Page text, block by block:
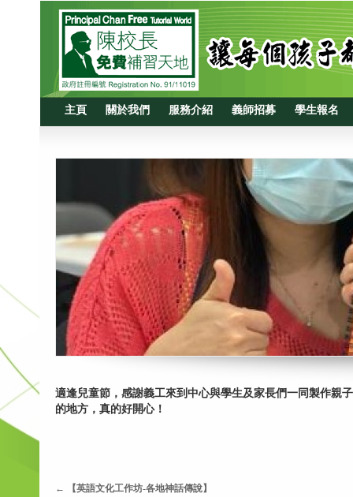
主頁 關於我們 服務介紹 義師招募 學生報名
適逢兒童節，感謝義工來到中心與學生及家長們一同製作親
的地方，真的好開心！
← 【英語文化工作坊-各地神話傳說】